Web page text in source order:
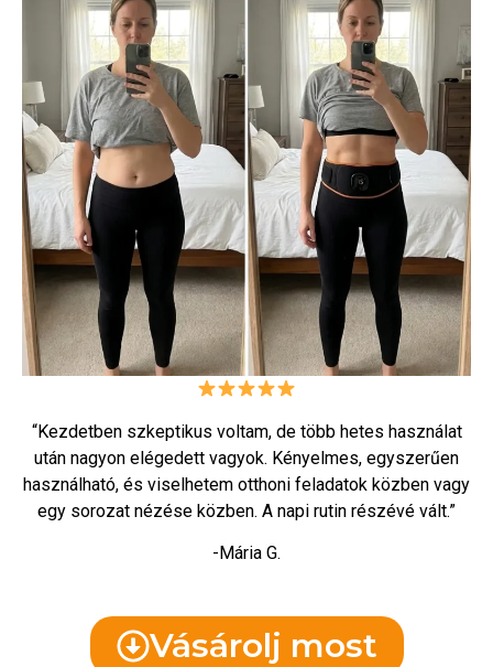
“Kezdetben szkeptikus voltam, de több hetes használat
után nagyon elégedett vagyok. Kényelmes, egyszerűen
használható, és viselhetem otthoni feladatok közben vagy
egy sorozat nézése közben. A napi rutin részévé vált.”
-Mária G.
Vásárolj most